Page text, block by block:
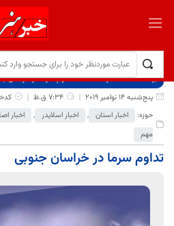
برگ نخست نوشته‌ها
تداوم سرما در خراسان
پنج‌شنبه 14 نوامبر 2019
7:34 ق.ظ
حوزه:
اخبار استان , اخبار اسلایدر , اخبار
مهم
تداوم سرما در خراسان جنوبی